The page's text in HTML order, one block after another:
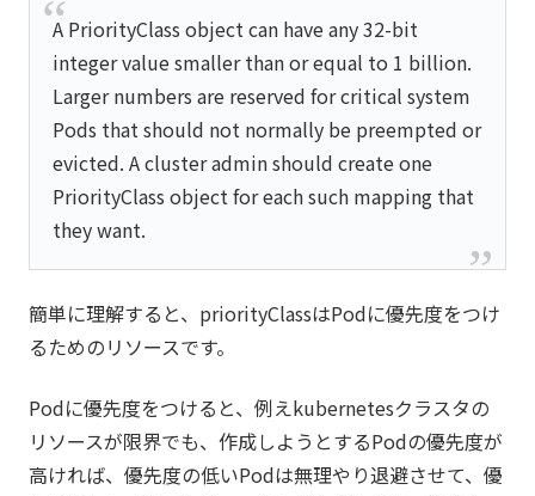
A PriorityClass object can have any 32-bit
integer value smaller than or equal to 1 billion.
Larger numbers are reserved for critical system
Pods that should not normally be preempted or
evicted. A cluster admin should create one
PriorityClass object for each such mapping that
they want.
簡単に理解すると、priorityClassはPodに優先度をつけ
るためのリソースです。
Podに優先度をつけると、例えkubernetesクラスタの
リソースが限界でも、作成しようとするPodの優先度が
高ければ、優先度の低いPodは無理やり退避させて、優